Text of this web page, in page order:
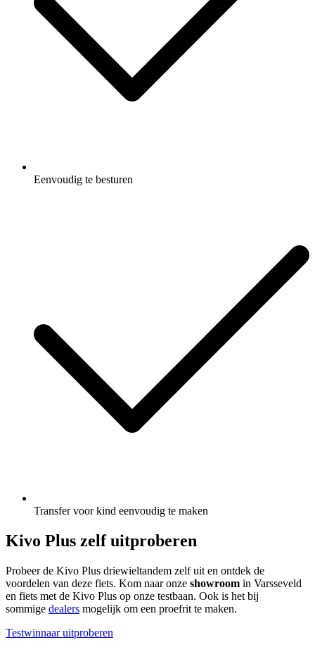
Eenvoudig te besturen
Transfer voor kind eenvoudig te maken
Kivo Plus zelf uitproberen
Probeer de Kivo Plus driewieltandem zelf uit en ontdek de
voordelen van deze fiets. Kom naar onze showroom in Varsseveld
en fiets met de Kivo Plus op onze testbaan. Ook is het bij
sommige dealers mogelijk om een proefrit te maken.
Testwinnaar uitproberen